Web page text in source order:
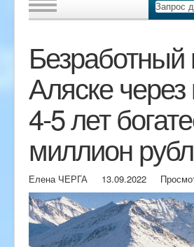
Безработный
Аляске
4-5 лет
миллион
Елена ЧЕРГА 13.09.2022